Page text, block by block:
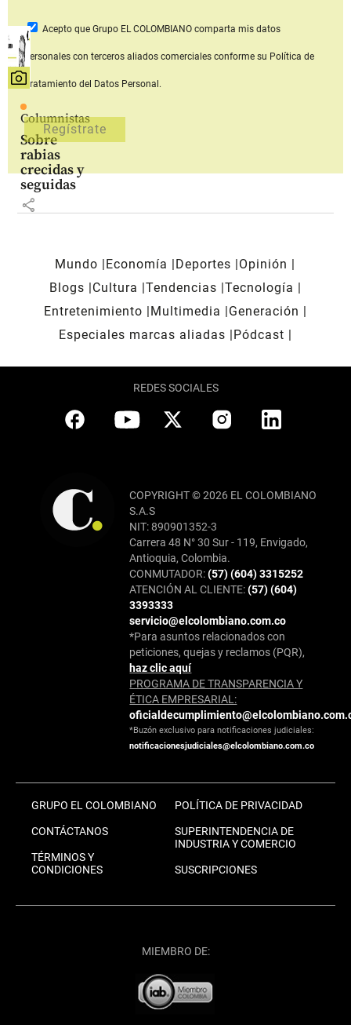
Columnistas
Sobre
rabias
crecidas y
seguidas
share
Acepto que Grupo EL COLOMBIANOcomparta mis datos
personales con terceros aliados comerciales conforme su Política de
Tratamiento del Datos Personal.
Mundo Economía Deportes
Opinión
Blogs
Cultura Tendencias Tecnología
Entretenimiento
Multimedia
Generación
Especiales marcas aliadas
Pódcast
REDES SOCIALES
COPYRIGHT © 2026 EL COLOMBIANO
S.A.S
NIT: 890901352-3
Carrera 48 N° 30 Sur - 119, Envigado,
Antioquia, Colombia.
CONMUTADOR:(57) (604) 3315252
ATENCIÓN AL CLIENTE:(57) (604)
3393333
servicio@elcolombiano.com.co
*Para asuntos relacionados con
peticiones, quejas y reclamos (PQR),
haz clic aquí
PROGRAMA DE TRANSPARENCIA Y
ÉTICA EMPRESARIAL:
*Buzón exclusivo para notificaciones judiciales:
notificacionesjudiciales@elcolombiano.com.co
GRUPO EL COLOMBIANO
CONTÁCTANOS
TÉRMINOS Y
CONDICIONES
POLÍTICA DE PRIVACIDAD
SUPERINTENDENCIA DE
INDUSTRIA Y COMERCIO
SUSCRIPCIONES
MIEMBRO DE: